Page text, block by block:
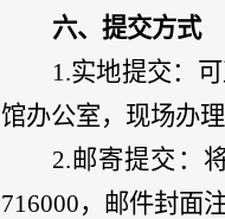
六、提交方式
1.实地提交：
馆办公室，现场办
2.邮寄提交：
716000，邮件封面